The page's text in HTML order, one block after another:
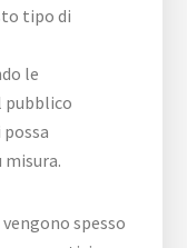
tipo di
le
spesso